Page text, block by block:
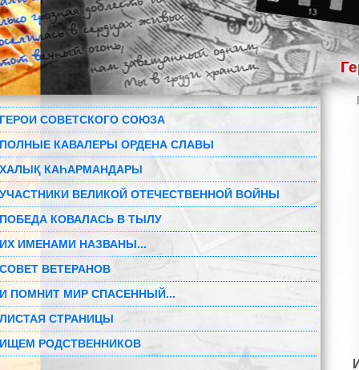
ГЕРОИ СОВЕТСКОГО СОЮЗА
ПОЛНЫЕ КАВАЛЕРЫ ОРДЕНА СЛАВЫ
ХАЛЫҚ КАҺАРМАНДАРЫ
УЧАСТНИКИ ВЕЛИКОЙ ОТЕЧЕСТВЕННОЙ ВОЙНЫ
ПОБЕДА КОВАЛАСЬ В ТЫЛУ
ИХ ИМЕНАМИ НАЗВАНЫ...
СОВЕТ ВЕТЕРАНОВ
И ПОМНИТ МИР СПАСЕННЫЙ...
ЛИСТАЯ СТРАНИЦЫ
ИЩЕМ РОДСТВЕННИКОВ